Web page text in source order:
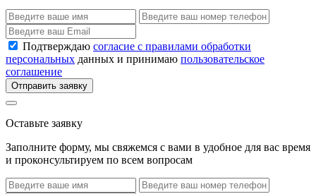
Подтверждаю согласие с правилами обработки
персональных данных и принимаю пользовательское
соглашение
Отправить заявку
Оставьте заявку
Заполните форму, мы свяжемся с вами в удобное для вас время
и проконсультируем по всем вопросам